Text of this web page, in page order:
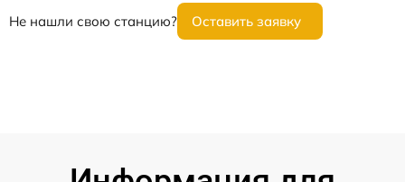
Не нашли свою станцию? Оставить заявку